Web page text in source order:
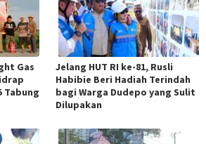
Gas
Tabung
Jelang HUT RI ke-81, Rusli
Habibie Beri Hadiah Terindah
bagi Warga Dudepo yang Sulit
Dilupakan